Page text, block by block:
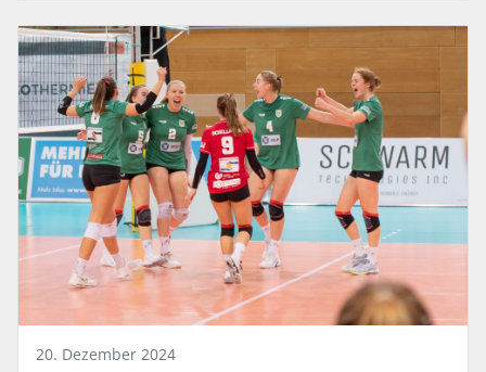
20. Dezember 2024